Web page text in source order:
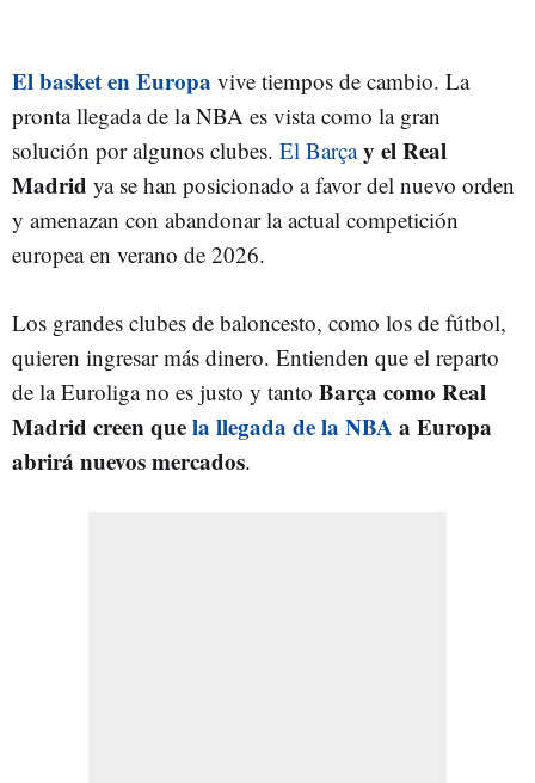
El basket en Europa vive tiempos de cambio. La
pronta llegada de la NBA es vista como la gran
solución por algunos clubes. El Barçay el Real
Madrid ya se han posicionado a favor del nuevo orden
y amenazan con abandonar la actual competición
europea en verano de 2026.
Los grandes clubes de baloncesto, como los de fútbol,
quieren ingresar más dinero. Entienden que el reparto
de la Euroliga no es justo y tanto Barça como Real
Madrid creen quela llegada de la NBA a Europa
abrirá nuevos mercados.